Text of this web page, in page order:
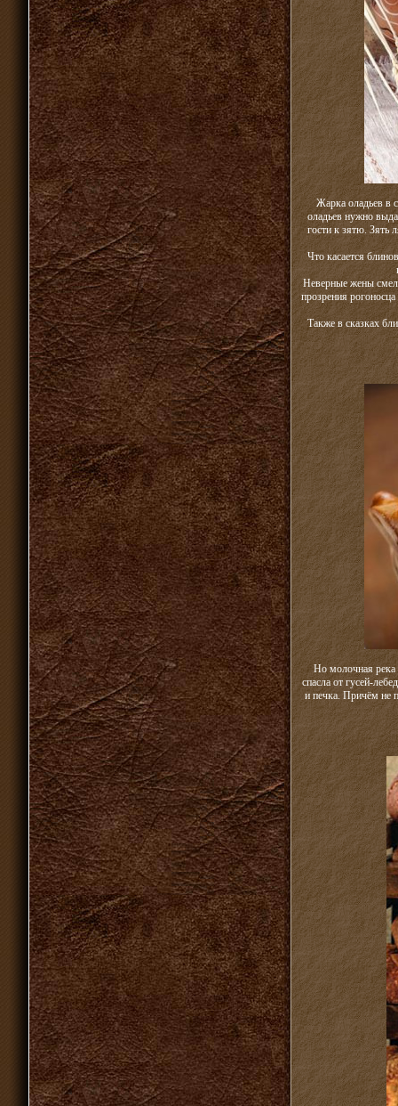
Жарка оладьев в
оладьев нужно
гости к зятю. Зять
Что касается
Неверные жены
прозрения
Также в сказках
Но молочная река
спасла от гусей-
и печка. Причём не